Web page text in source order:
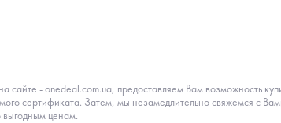
сайте - onedeal.com.ua, предоставляем Вам возможность
сертификата. Затем, мы незамедлительно свяжемся с
выгодным ценам.